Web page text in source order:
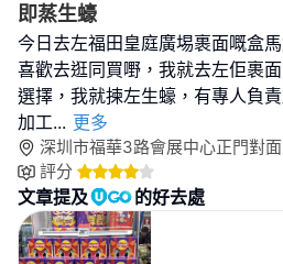
即蒸生蠔
今日去左福田皇庭廣埸裹面嘅盒
喜歡去逛同買嘢，我就去左佢裹
選擇，我就揀左生蠔，有專人負
加工... 更多
深圳市福華3路會展中心正門對
評分
文章提及 的好去處